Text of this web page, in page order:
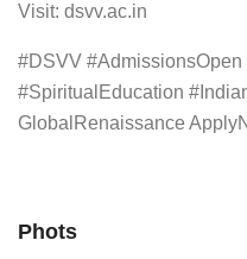
Visit: dsvv.ac.in
#DSVV
#SpiritualEducation
GlobalRenaissance
Phots